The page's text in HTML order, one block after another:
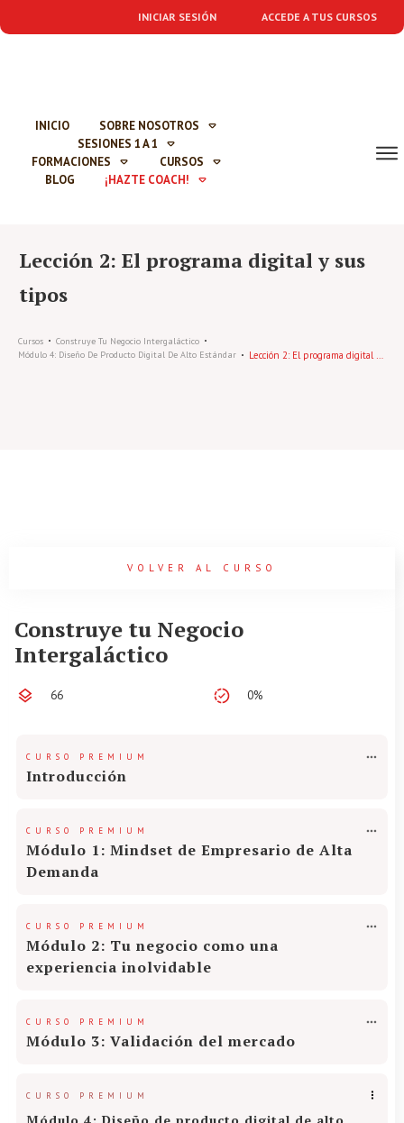
INICIAR SESIÓN ACCEDE A TUS CURSOS
INICIO
SOBRE NOSOTROS
SESIONES 1 A 1
FORMACIONES
CURSOS
BLOG
¡HAZTE COACH!
Lección 2: El programa digital y sus
tipos
Cursos
Construye Tu Negocio Intergaláctico
Módulo 4: Diseño De Producto Digital De Alto Estándar
VOLVER AL CURSO
Construye tu Negocio
Intergaláctico
66 0%
CURSO PREMIUM
Introducción
CURSO PREMIUM
Módulo 1: Mindset de Empresario de Alta
Demanda
CURSO PREMIUM
Módulo 2: Tu negocio como una
experiencia inolvidable
CURSO PREMIUM
Módulo 3: Validación del mercado
CURSO PREMIUM
Módulo 4: Diseño de producto digital de alto